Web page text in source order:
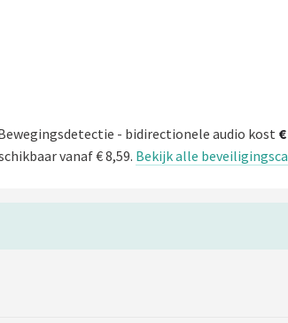
- bidirectionele audio kost
vanaf € 8,59. Bekijk alle